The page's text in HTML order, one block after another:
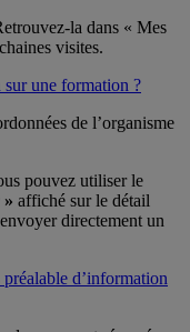
la dans « Mes
visites.
une formation ?
de l’organisme
pouvez utiliser le
» affiché sur le détail
directement un
d’information